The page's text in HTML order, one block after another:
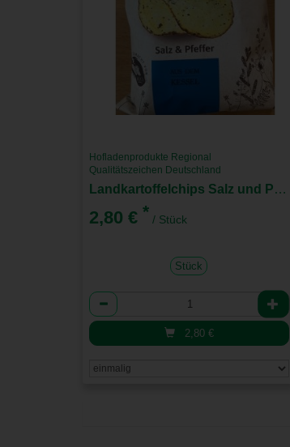
Hofladenprodukte Regional
Qualitätszeichen Deutschland
Landkartoffelchips Salz und Pfeffer
2,80 € * / Stück
Stück
Anzahl
2,80 €